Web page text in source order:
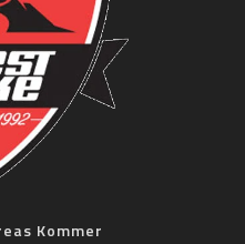
Kommer